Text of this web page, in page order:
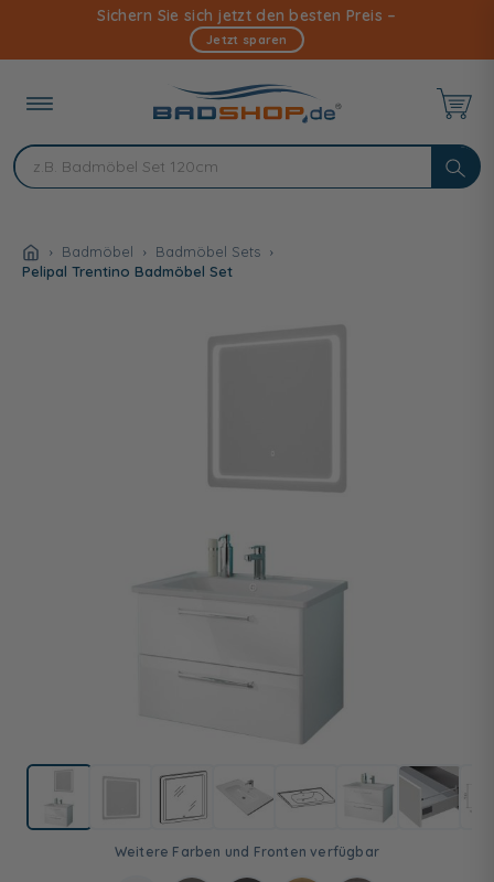
Inhalt
Sichern Sie sich jetzt den besten Preis –
Jetzt sparen
Badmöbel
Badmöbel Sets
Pelipal Trentino Badmöbel Set